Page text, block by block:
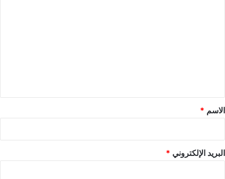
*
الاسم *
البريد الإلكتروني *